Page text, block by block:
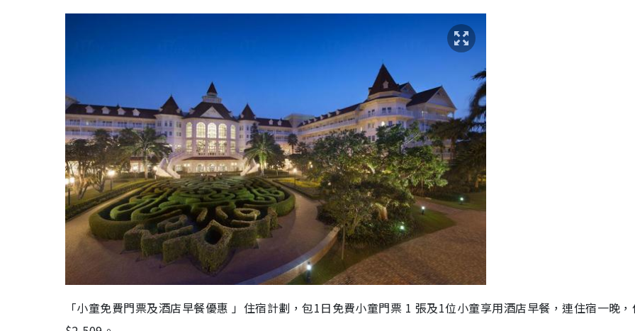
「小童免費門票及酒店早餐優惠 」住宿計劃，包1日免費小童門票 1 張及1位小童享用酒店早餐，連住宿一晚